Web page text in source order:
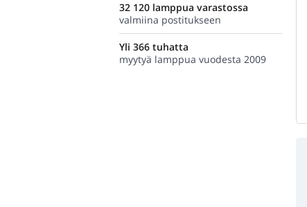
32 120 lamppua varastossa
valmiina postitukseen
Yli 366 tuhatta
myytyä lamppua vuodesta 2009